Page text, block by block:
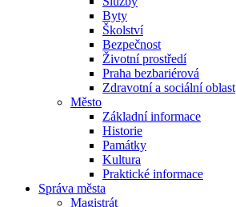
Byty
Školství
Bezpečnost
Životní prostředí
Praha bezbariérová
Zdravotní a sociální oblast
Město
Základní informace
Historie
Památky
Kultura
Praktické informace
Správa města
Magistrát